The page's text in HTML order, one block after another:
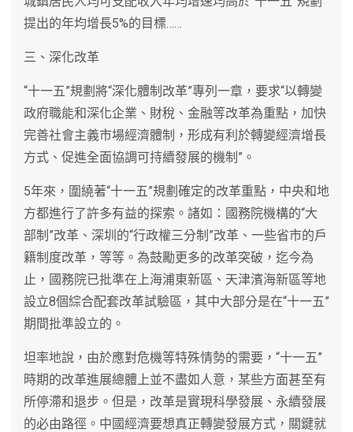
提出的年均增長5%的目標……
三、深化改革
“十一五”規劃將“深化體制改革”專列一章，要求“以轉變
政府職能和深化企業、財稅、金融等改革為重點，加快
完善社會主義市場經濟體制，形成有利於轉變經濟增長
方式、促進全面協調可持續發展的機制”。
5年來，圍繞著“十一五”規劃確定的改革重點，中央和地
方都進行了許多有益的探索。諸如：國務院機構的“大
部制”改革、深圳的“行政權三分制”改革、一些省市的戶
籍制度改革，等等。為鼓勵更多的改革突破，迄今為
止，國務院已批準在上海浦東新區、天津濱海新區等地
設立8個綜合配套改革試驗區，其中大部分是在“十一五”
期間批準設立的。
坦率地說，由於應對危機等特殊情勢的需要，“十一五”
時期的改革進展總體上並不盡如人意，某些方面甚至有
所停滯和退步。但是，改革是實現科學發展、永續發展
的必由路徑。中國經濟要想真正轉變發展方式，關鍵就